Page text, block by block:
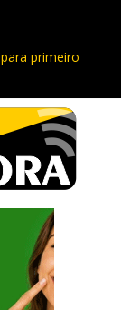
primeiro
Paulista
Estrada da
roubada,
Vargem Grande